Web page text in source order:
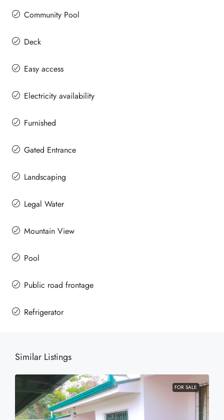
Community Pool
Deck
Easy access
Electricity availability
Furnished
Gated Entrance
Landscaping
Legal Water
Mountain View
Pool
Public road frontage
Refrigerator
Similar Listings
FOR SALE